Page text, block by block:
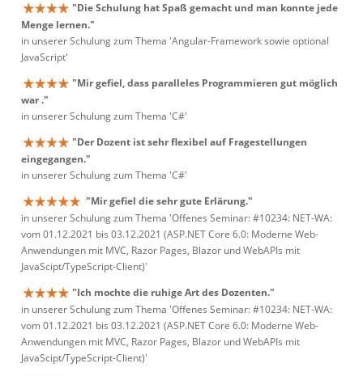
"Die Schulung hat Spaß gemacht und man konnte jede
Menge lernen."
in unserer Schulung zum Thema 'Angular-Framework sowie optional
JavaScript'
"Mir gefiel, dass paralleles Programmieren gut möglich
war ."
in unserer Schulung zum Thema 'C#'
"Der Dozent ist sehr flexibel auf Fragestellungen
eingegangen."
in unserer Schulung zum Thema 'C#'
"Mir gefiel die sehr gute Erlärung."
in unserer Schulung zum Thema 'Offenes Seminar: #10234: NET-WA:
vom 01.12.2021 bis 03.12.2021 (ASP.NET Core 6.0: Moderne Web-
Anwendungen mit MVC, Razor Pages, Blazor und WebAPIs mit
JavaScipt/TypeScript-Client)'
"Ich mochte die ruhige Art des Dozenten."
in unserer Schulung zum Thema 'Offenes Seminar: #10234: NET-WA:
vom 01.12.2021 bis 03.12.2021 (ASP.NET Core 6.0: Moderne Web-
Anwendungen mit MVC, Razor Pages, Blazor und WebAPIs mit
JavaScipt/TypeScript-Client)'